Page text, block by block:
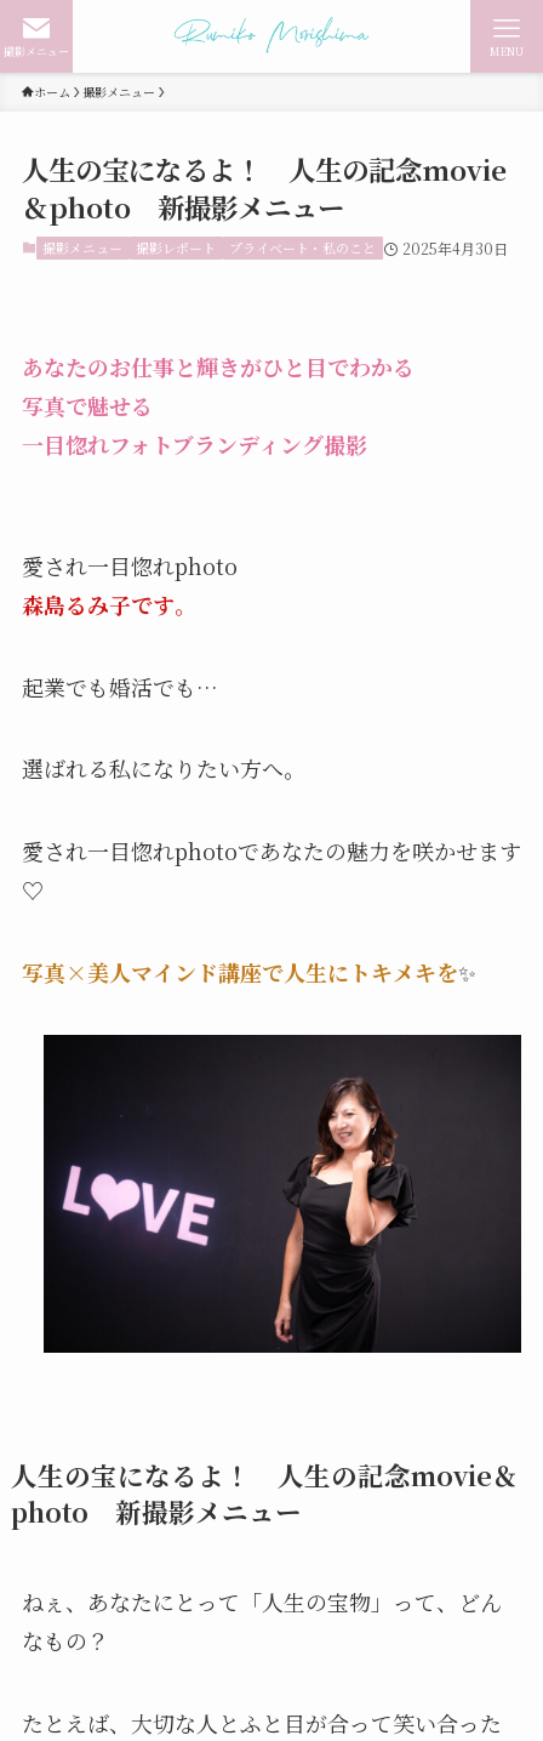
撮影メニュー MENU
ホーム 撮影メニュー
人生の宝になるよ！ 人生の記念movie
＆photo 新撮影メニュー
撮影メニュー 撮影レポート プライベート・私のこと 2025年4月30日
あなたのお仕事と輝きがひと目でわかる
写真で魅せる
一目惚れフォトブランディング撮影
愛され一目惚れphoto
森島るみ子です。
起業でも婚活でも…
選ばれる私になりたい方へ。
愛され一目惚れphotoであなたの魅力を咲かせます
♡
写真×美人マインド講座で人生にトキメキを✨
人生の宝になるよ！ 人生の記念movie＆
photo 新撮影メニュー
ねぇ、あなたにとって「人生の宝物」って、どん
なもの？
たとえば、大切な人とふと目が合って笑い合った